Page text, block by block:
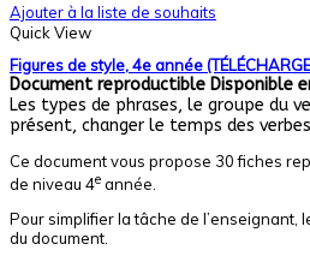
Ajouter à la liste de souhaits
Quick View
Figures de style, 4e année
Document reproductible Disponible
Les types de phrases, le groupe du
présent, changer le temps des
Ce document vous propose 30 fiches
de niveau 4e année.
Pour simplifier la tâche de l’enseignant,
du document.